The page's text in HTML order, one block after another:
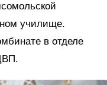
училище.
в отделе